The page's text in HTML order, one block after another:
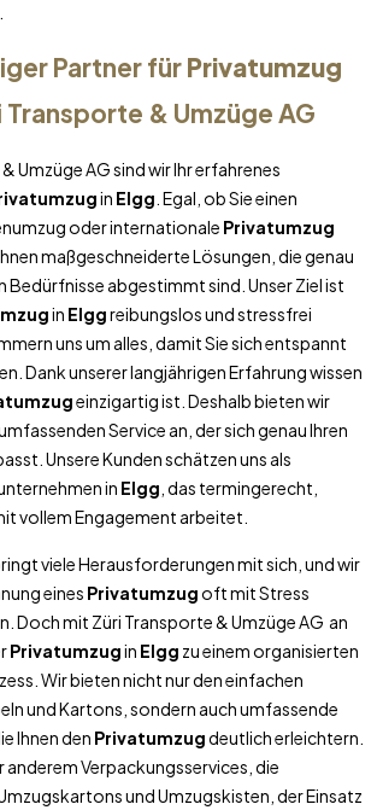
Partner fürPrivatumzug
Transporte & Umzüge AG
Umzüge AG sind wir Ihr erfahrenes
in Elgg . Egal, ob Sie einen
oder internationale Privatumzug
maßgeschneiderte Lösungen, die genau
Bedürfnisse abgestimmt sind. Unser Ziel ist
in Elggreibungslos und stressfrei
uns um alles, damit Sie sich entspannt
Dank unserer langjährigen Erfahrung wissen
einzigartig ist. Deshalb bieten wir
Service an, der sich genau Ihren
Unsere Kunden schätzen uns als
in Elgg , das termingerecht,
vollem Engagement arbeitet.
viele Herausforderungen mit sich, und wir
eines Privatumzugoft mit Stress
Doch mit Züri Transporte & Umzüge AG an
Privatumzugin Elgg zu einem organisierten
Wir bieten nicht nur den einfachen
und Kartons, sondern auch umfassende
Ihnen den Privatumzugdeutlich erleichtern.
anderem Verpackungsservices, die
und Umzugskisten, der Einsatz